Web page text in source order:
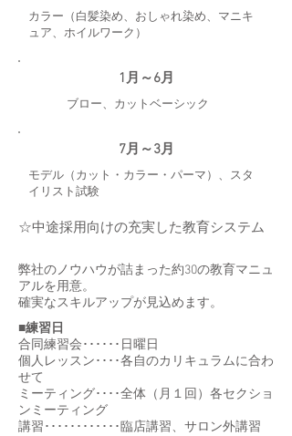
カラー（白髪染め、おしゃれ染め、マニキ
ュア、ホイルワーク）
1月～6月
ブロー、カットベーシック
7月～3月
モデル（カット・カラー・パーマ）、スタ
イリスト試験
弊社のノウハウが詰まった約30の教育マニュ
アルを用意。
確実なスキルアップが見込めます。
■練習日
合同練習会･･････日曜日
個人レッスン････各自のカリキュラムに合わ
せて
ミーティング････全体（月１回）各セクショ
ンミーティング
講習････････････臨店講習、サロン外講習
☆中途採用向けの充実した教育システム